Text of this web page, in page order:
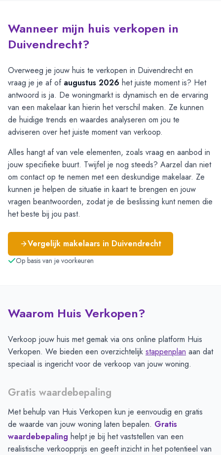
Wanneer mijn huis verkopen in
Duivendrecht?
Overweeg je jouw huis te verkopen in Duivendrecht en
vraag je je af of augustus 2026 het juiste moment is? Het
antwoord is ja. De woningmarkt is dynamisch en de ervaring
van een makelaar kan hierin het verschil maken. Ze kunnen
de huidige trends en waardes analyseren om jou te
adviseren over het juiste moment van verkoop.
Alles hangt af van vele elementen, zoals vraag en aanbod in
jouw specifieke buurt. Twijfel je nog steeds? Aarzel dan niet
om contact op te nemen met een deskundige makelaar. Ze
kunnen je helpen de situatie in kaart te brengen en jouw
vragen beantwoorden, zodat je de beslissing kunt nemen die
het beste bij jou past.
Vergelijk makelaars in Duivendrecht
Op basis van je voorkeuren
Waarom Huis Verkopen?
Verkoop jouw huis met gemak via ons online platform Huis
Verkopen. We bieden een overzichtelijk stappenplan aan dat
speciaal is ingericht voor de verkoop van jouw woning.
Gratis waardebepaling
Met behulp van Huis Verkopen kun je eenvoudig en gratis
de waarde van jouw woning laten bepalen. Gratis
waardebepaling helpt je bij het vaststellen van een
realistische verkoopprijs en geeft inzicht in het potentieel van